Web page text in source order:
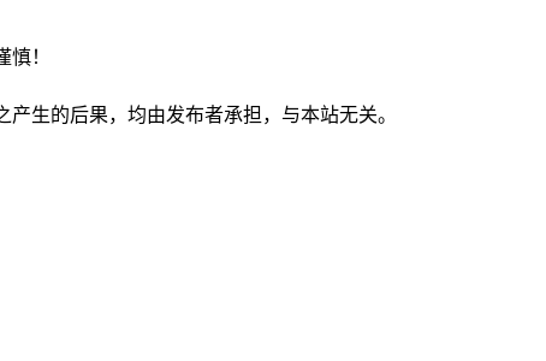
！
生的后果，均由发布者承担，与本站无关。